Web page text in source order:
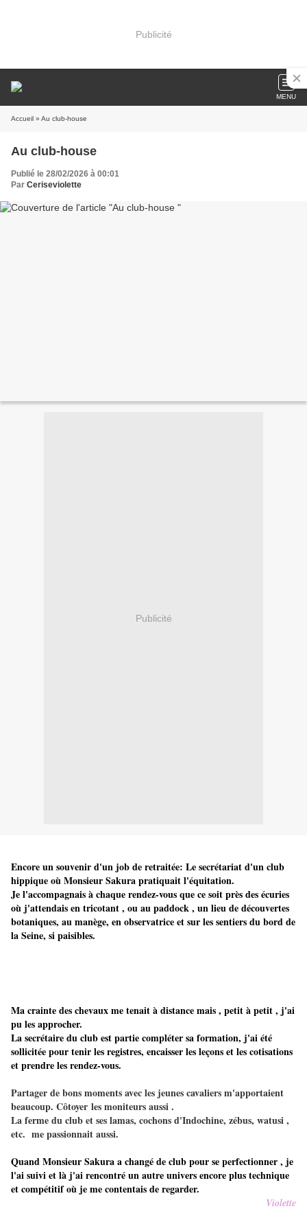
Publicité
MENU
Accueil » Au club-house
Au club-house
Publié le 28/02/2026 à 00:01
Par Ceriseviolette
Publicité
Encore un souvenir d'un job de retraitée: Le secrétariat d'un club
hippique où Monsieur Sakura pratiquait l'équitation.
Je l'accompagnais à chaque rendez-vous que ce soit près des écuries
où j'attendais en tricotant , ou au paddock , un lieu de découvertes
botaniques, au manège, en observatrice et sur les sentiers du bord de
la Seine, si paisibles.
Ma crainte des chevaux me tenait à distance mais , petit à petit , j'ai
pu les approcher.
La secrétaire du club est partie compléter sa formation, j'ai été
sollicitée pour tenir les registres, encaisser les leçons et les cotisations
et prendre les rendez-vous.
Partager de bons moments avec les jeunes cavaliers m'apportaient
beaucoup. Côtoyer les moniteurs aussi .
La ferme du club et ses lamas, cochons d'Indochine, zébus, watusi ,
etc. me passionnait aussi.
Quand Monsieur Sakura a changé de club pour se perfectionner , je
l'ai suivi et là j'ai rencontré un autre univers encore plus technique
et compétitif où je me contentais de regarder.
Violette